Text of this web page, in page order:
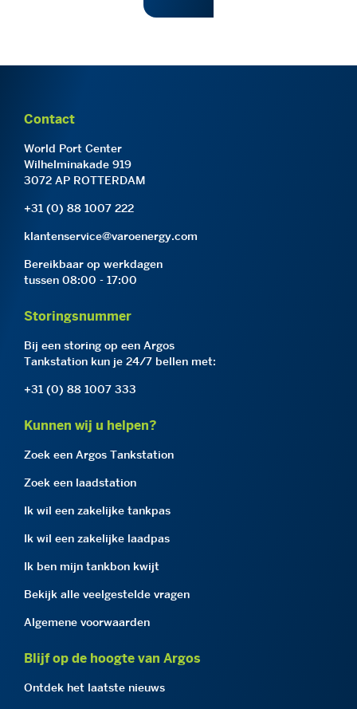
Contact
World Port Center
Wilhelminakade 919
3072 AP ROTTERDAM
+31 (0) 88 1007 222
klantenservice@varoenergy.com
Bereikbaar op werkdagen
tussen 08:00 - 17:00
Storingsnummer
Bij een storing op een Argos
Tankstation kun je 24/7 bellen met:
+31 (0) 88 1007 333
Kunnen wij u helpen?
Zoek een Argos Tankstation
Zoek een laadstation
Ik wil een zakelijke tankpas
Ik wil een zakelijke laadpas
Ik ben mijn tankbon kwijt
Bekijk alle veelgestelde vragen
Algemene voorwaarden
Blijf op de hoogte van Argos
Ontdek het laatste nieuws